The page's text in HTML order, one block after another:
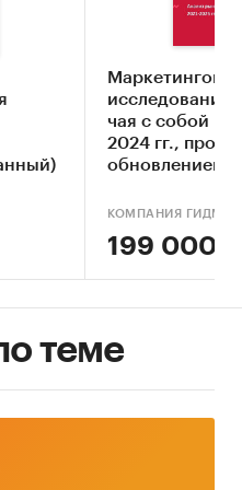
чёрного, зеленого
сфере пищевой
декабре 2019 года.
Маркетинговое
исследование
чая с собой в
2024 гг.,
обновлением)
КОМПАНИЯ
199 000 ₽
теме